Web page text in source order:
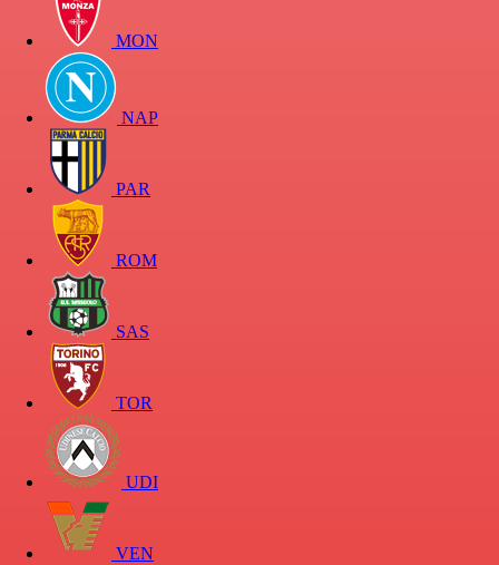
MON
NAP
PAR
ROM
SAS
TOR
UDI
VEN